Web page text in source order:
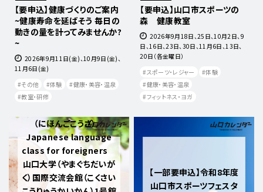
【要申込】健康づくりのご案内
~健康寿命を延ばそう 毎日の
動きの量を計ってみませんか?
~
2026年9月11日(金)、10月9日(金)、
11月6日(金)
その他
体験
健康・美容・温泉
教室・研修
【要申込】山口市スポーツの
森 健康教室
2026年9月18日、25日、10月2日、9
日、16日、23日、30日、11月6日、13日、
20日（各金曜日）
スポーツ・レジャー
体験
健康・美容・温泉
フィットネス・ヨガ
【要申込】外国人（がいこく
（にほんごこうざ）／
Japanese language
class for foreigners
山口大学（やまぐちだいが
く）国際交流会館（こくさい
【一部要申込】令和8年度
山口市スポーツフェスタ